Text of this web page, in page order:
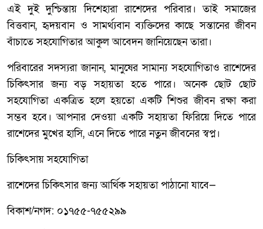
এই দুই দুশ্চিন্তায় দিশেহারা রাশেদের পরিবার। তাই সমাজের
বিত্তবান, হৃদয়বান ও সামর্থ্যবান ব্যক্তিদের কাছে সন্তানের জীবন
বাঁচাতে সহযোগিতার আকুল আবেদন জানিয়েছেন তারা।
পরিবারের সদস্যরা জানান, মানুষের সামান্য সহযোগিতাও রাশেদের
চিকিৎসার জন্য বড় সহায়তা হতে পারে। অনেক ছোট ছোট
সহযোগিতা একত্রিত হলে হয়তো একটি শিশুর জীবন রক্ষা করা
সম্ভব হবে। আপনার দেওয়া একটি সহায়তা ফিরিয়ে দিতে পারে
রাশেদের মুখের হাসি, এনে দিতে পারে নতুন জীবনের স্বপ্ন।
চিকিৎসায় সহযোগিতা
রাশেদের চিকিৎসার জন্য আর্থিক সহায়তা পাঠানো যাবে—
বিকাশ/নগদ: ০১৭৫৫-৭৫৫২৯৯